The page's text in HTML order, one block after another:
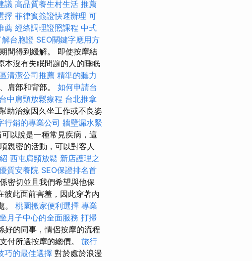
議 高品質養生村生活 推薦
擇 菲律賓簽證快速辦理 可
薦 經絡調理證照課程 中式
台胞證 SEO關鍵字應用方
間得到緩解。 即使按摩結
本沒有失眠問題的人的睡眠
清潔公司推薦 精準的聽力
肩部和背部。 如何申請台
台中肩頸放鬆療程 台北推拿
助治療因久坐工作或不良姿
行銷的專業公司 牆壁漏水緊
以說是一種常見疾病，這
親密的活動，可以對客人
西屯肩頸放鬆 新店護理之
質安養院 SEO保證排名首
密切並且我們希望與他保
彼此面前害羞，因此穿著內
。 桃園搬家便利選擇 專業
月子中心的全面服務 打掃
好的同事，情侶按摩的流程
付所選按摩的總價。 旅行
巧的最佳選擇 對於處於浪漫